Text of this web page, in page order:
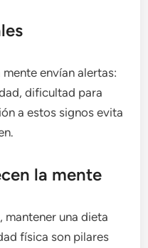
envían alertas:
dificultad para
a estos signos evita
la mente
mantener una dieta
física son pilares